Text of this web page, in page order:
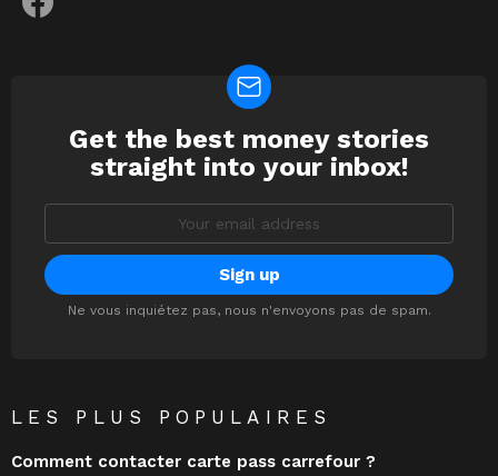
NEWSLETTER
Get the best money stories
straight into your inbox!
Ne vous inquiétez pas, nous n'envoyons pas de spam.
LES PLUS POPULAIRES
Comment contacter carte pass carrefour ?